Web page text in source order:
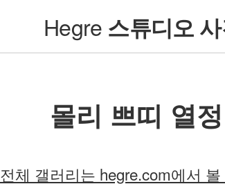
Hegre 스튜디오
몰리 쁘띠 열
전체 갤러리는 hegre.com에서